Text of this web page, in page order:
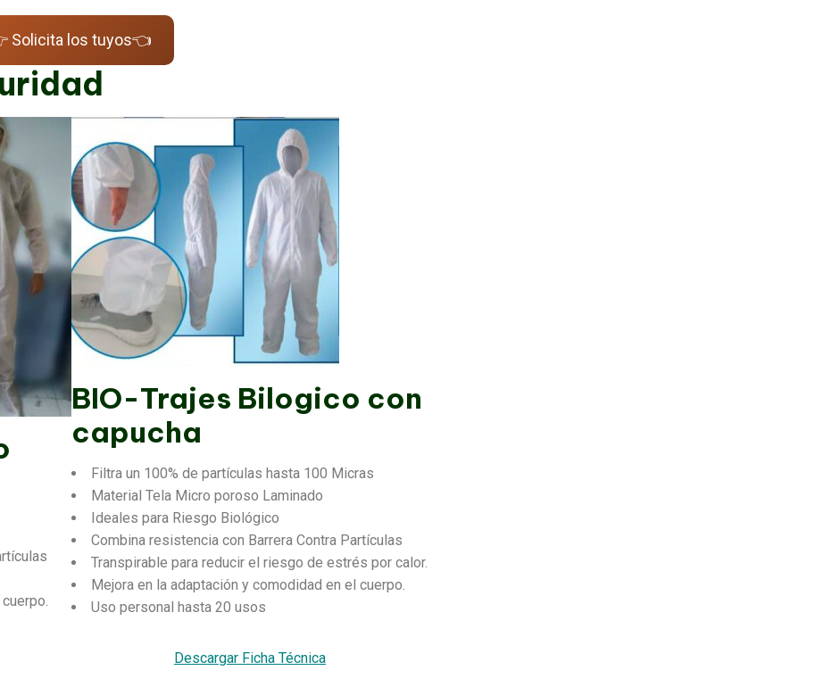
Solicita los tuyos👈
BIO-Trajes Bilogico con
capucha
Filtra un 100% de partículas hasta 100 Micras
Material Tela Micro poroso Laminado
Ideales para Riesgo Biológico
Combina resistencia con Barrera Contra Partículas
Transpirable para reducir el riesgo de estrés por calor.
Mejora en la adaptación y comodidad en el cuerpo.
Uso personal hasta 20 usos
Descargar Ficha Técnica